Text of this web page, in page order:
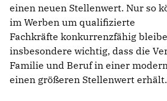
einen neuen Stellenwert. Nur so
im Werben um qualifizierte
Fachkräfte konkurrenzfähig
insbesondere wichtig, dass die
Familie und Beruf in einer
einen größeren Stellenwert erhält.